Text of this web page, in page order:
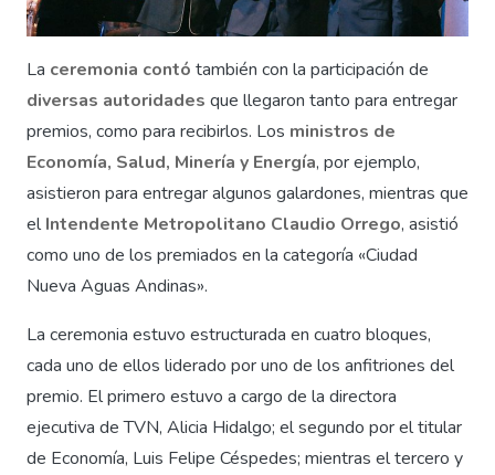
La ceremonia contó también con la participación de
diversas autoridades que llegaron tanto para entregar
premios, como para recibirlos. Los ministros de
Economía, Salud, Minería y Energía, por ejemplo,
asistieron para entregar algunos galardones, mientras que
elIntendente Metropolitano Claudio Orrego, asistió
como uno de los premiados en la categoría «Ciudad
Nueva Aguas Andinas».
La ceremonia estuvo estructurada en cuatro bloques,
cada uno de ellos liderado por uno de los anfitriones del
premio. El primero estuvo a cargo de la directora
ejecutiva de TVN, Alicia Hidalgo; el segundo por el titular
de Economía, Luis Felipe Céspedes; mientras el tercero y